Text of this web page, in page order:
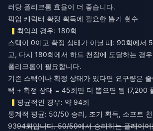
러당 폴리크롬 효율이 더 좋습니다.
픽업 캐릭터 확정 획득에 필요한 뽑기 횟수
최악의 경우: 180회
스택이 0이고 확정 상태가 아닐 때: 90회에서
고, 다시 180회에서 하드 천장에 도달하는 경
폴리크롬이 필요합니다.
기존 스택이나 확정 상태가 있다면 요구량은
택 + 확정 상태 = 45회만 더 뽑으면 됨 (7,200
평균적인 경우: 약 94회
통계적 평균: 50/50 승리, 조기 획득, 소프트
9394회입니다. 50/50에서 승리하는 플레이